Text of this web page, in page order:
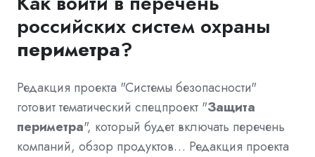
российских систем охраны
периметра?
Редакция проекта "Системы безопасности"
готовит тематический спецпроект "Защита
периметра", который будет включать перечень
компаний, обзор продуктов… Редакция проекта